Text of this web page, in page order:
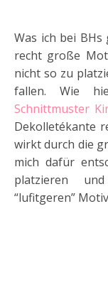
Was ich bei
recht große
nicht so zu
fallen. Wie
Schnittmuster
Dekolletékante
wirkt durch die
mich dafür
platzieren
“lufitgeren”